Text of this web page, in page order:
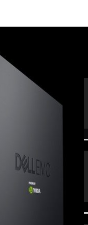
方式開展這些工
業的整合式基
以在資料中心大
增長的局面，